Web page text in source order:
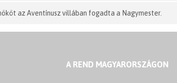
az Aventínusz villában fogadta a Nagymester.
A REND MAGYARORSZÁGON